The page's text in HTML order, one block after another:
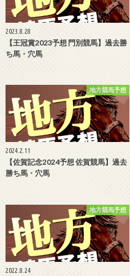
2023.8.28
【王冠賞2023予想 門別競馬】過去勝
ち馬・穴馬
地方競馬予想
2024.2.11
【佐賀記念2024予想 佐賀競馬】過去
勝ち馬・穴馬
地方競馬予想
2022.8.24